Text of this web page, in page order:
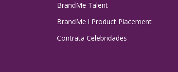
BrandMe Talent
BrandMe l Product Placement
Contrata Celebridades